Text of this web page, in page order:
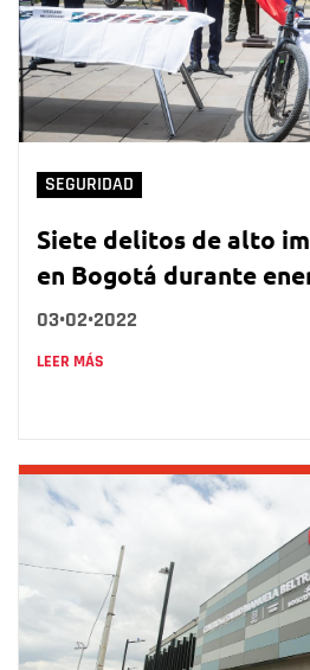
SEGURIDAD
Siete delitos de alto
en Bogotá durante
03•02•2022
LEER MÁS